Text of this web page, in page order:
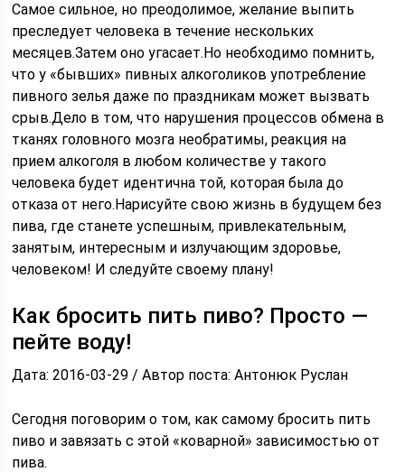
Самое сильное, но преодолимое, желание выпить
преследует человека в течение нескольких
месяцев.Затем оно угасает.Но необходимо помнить,
что у «бывших» пивных алкоголиков употребление
пивного зелья даже по праздникам может вызвать
срыв.Дело в том, что нарушения процессов обмена в
тканях головного мозга необратимы, реакция на
прием алкоголя в любом количестве у такого
человека будет идентична той, которая была до
отказа от него.Нарисуйте свою жизнь в будущем без
пива, где станете успешным, привлекательным,
занятым, интересным и излучающим здоровье,
человеком! И следуйте своему плану!
Как бросить пить пиво? Просто —
пейте воду!
Дата: 2016-03-29 / Автор поста: Антонюк Руслан
Сегодня поговорим о том, как самому бросить пить
пиво и завязать с этой «коварной» зависимостью от
пива.